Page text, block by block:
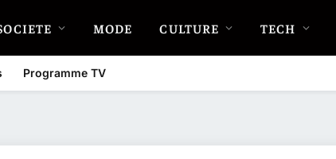
MODE CULTURE TECH
Programme TV